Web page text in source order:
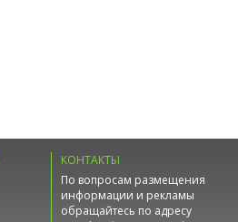
КОНТАКТЫ
По вопросам размещения
информации и рекламы
обращайтесь по адресу